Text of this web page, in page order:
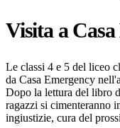
Visita a
Le classi 4 e 5 del liceo
da Casa Emergency
Dopo la lettura del libro
ragazzi si cimenteranno
ingiustizie, cura del